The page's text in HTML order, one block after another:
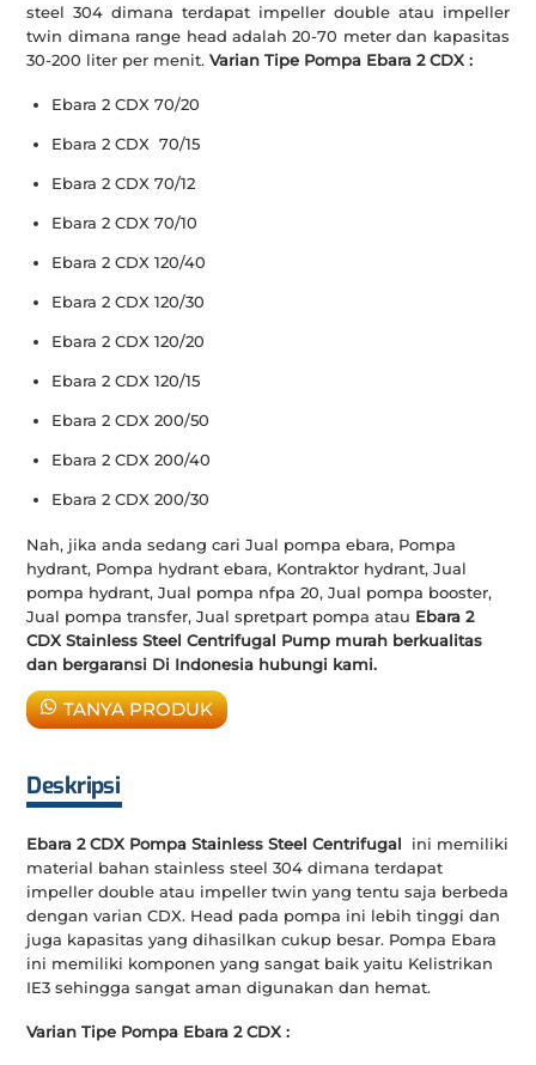
steel 304 dimana terdapat impeller double atau impeller
twin dimana range head adalah 20-70 meter dan kapasitas
30-200 liter per menit.Varian Tipe Pompa Ebara 2 CDX :
Ebara 2 CDX 70/20
Ebara 2 CDX 70/15
Ebara 2 CDX 70/12
Ebara 2 CDX 70/10
Ebara 2 CDX 120/40
Ebara 2 CDX 120/30
Ebara 2 CDX 120/20
Ebara 2 CDX 120/15
Ebara 2 CDX 200/50
Ebara 2 CDX 200/40
Ebara 2 CDX 200/30
Nah, jika anda sedang cari Jual pompa ebara, Pompa
hydrant, Pompa hydrant ebara, Kontraktor hydrant, Jual
pompa hydrant, Jual pompa nfpa 20, Jual pompa booster,
Jual pompa transfer, Jual spretpart pompa atau Ebara 2
CDX Stainless Steel Centrifugal Pump murah berkualitas
dan bergaransi Di Indonesia hubungi kami.
TANYA PRODUK
Deskripsi
Ebara 2 CDX Pompa Stainless Steel Centrifugal
ini memiliki
material bahan stainless steel 304 dimana terdapat
impeller double atau impeller twin yang tentu saja berbeda
dengan varian CDX. Head pada pompa ini lebih tinggi dan
juga kapasitas yang dihasilkan cukup besar. Pompa Ebara
ini memiliki komponen yang sangat baik yaitu Kelistrikan
IE3 sehingga sangat aman digunakan dan hemat.
Varian Tipe Pompa Ebara 2 CDX :